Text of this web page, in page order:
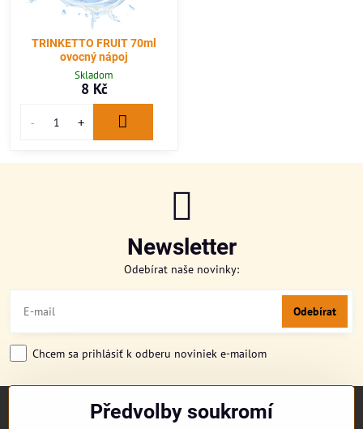
TRINKETTO FRUIT 70ml
ovocný nápoj
Skladom
8 Kč
Newsletter
Odebírat naše novinky:
Odebírat
Chcem sa prihlásiť k odberu noviniek e-mailom
Předvolby soukromí